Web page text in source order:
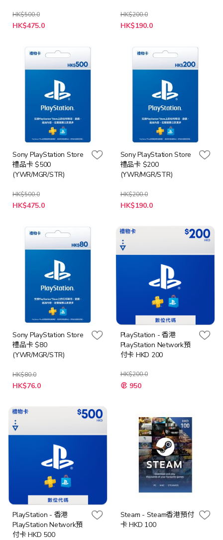
HK$500.0
特
殊
HK$475.0
HK$200.0
特
殊
HK$190.0
Sony PlayStation Store
禮品卡 $500
(YWR/MGR/STR)
HK$500.0
HK$475.0
Sony PlayStation Store
禮品卡 $200
(YWR/MGR/STR)
HK$200.0
HK$190.0
Sony PlayStation Store
禮品卡 $80
(YWR/MGR/STR)
HK$80.0
HK$76.0
PlayStation - 香港
PlayStation Network預
付卡 HKD 200
HK$200.0
特
殊 950
PlayStation - 香港
PlayStation Network預
付卡 HKD 500
Steam - Steam香港預付
卡 HKD 100